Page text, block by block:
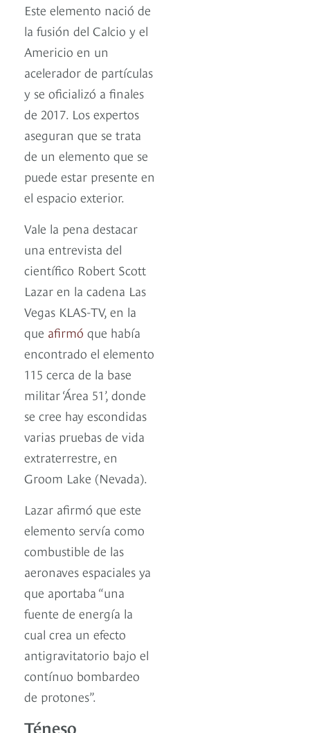
Este elemento nació de
la fusión del Calcio y el
Americio en un
acelerador de partículas
y se oficializó a finales
de 2017. Los expertos
aseguran que se trata
de un elemento que se
puede estar presente en
el espacio exterior.
Vale la pena destacar
una entrevista del
científico Robert Scott
Lazar en la cadena Las
Vegas KLAS-TV, en la
que afirmó que había
encontrado el elemento
115 cerca de la base
militar ‘Área 51’, donde
se cree hay escondidas
varias pruebas de vida
extraterrestre, en
Groom Lake (Nevada).
Lazar afirmó que este
elemento servía como
combustible de las
aeronaves espaciales ya
que aportaba “una
fuente de energía la
cual crea un efecto
antigravitatorio bajo el
contínuo bombardeo
de protones”.
Téneso